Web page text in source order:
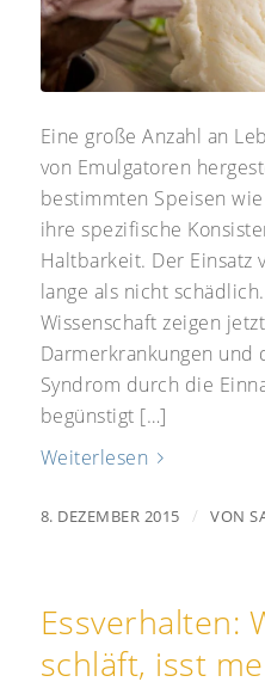
Eine große Anzahl an
von Emulgatoren
bestimmten Speisen
ihre spezifische
Haltbarkeit. Der Einsatz
lange als nicht
Wissenschaft zeigen
Darmerkrankungen und
Syndrom durch die
begünstigt […]
Weiterlesen
8. DEZEMBER 2015 / VON
Essverhalten:
schläft, isst